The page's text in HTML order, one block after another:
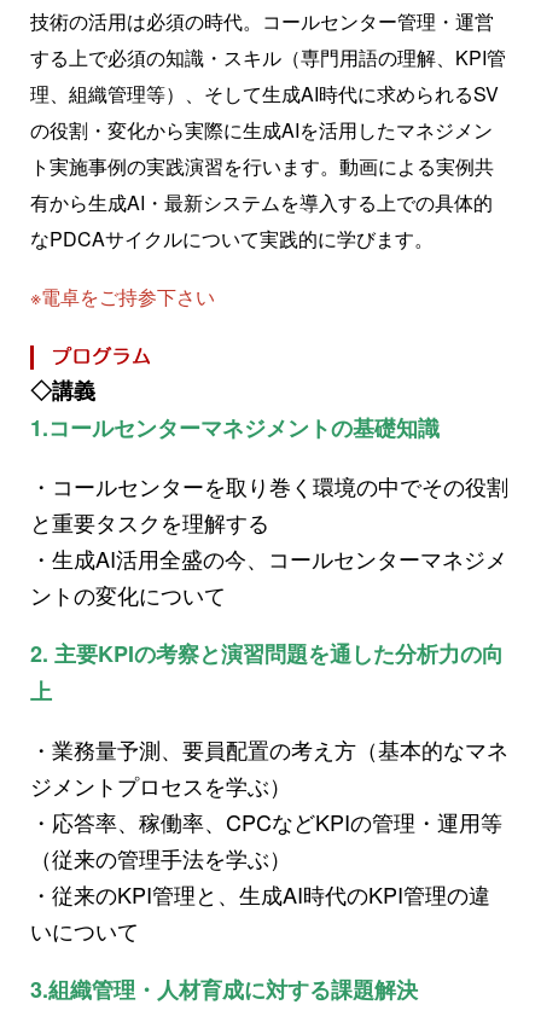
技術の活用は必須の時代。コールセンター管理・運営
する上で必須の知識・スキル（専門用語の理解、KPI管
理、組織管理等）、そして生成AI時代に求められるSV
の役割・変化から実際に生成AIを活用したマネジメン
ト実施事例の実践演習を行います。動画による実例共
有から生成AI・最新システムを導入する上での具体的
なPDCAサイクルについて実践的に学びます。
※電卓をご持参下さい
◇講義
1.コールセンターマネジメントの基礎知識
・コールセンターを取り巻く環境の中でその役割
と重要タスクを理解する
・生成AI活用全盛の今、コールセンターマネジメ
ントの変化について
2. 主要KPIの考察と演習問題を通した分析力の向
上
・業務量予測、要員配置の考え方（基本的なマネ
ジメントプロセスを学ぶ）
・応答率、稼働率、CPCなどKPIの管理・運用等
（従来の管理手法を学ぶ）
・従来のKPI管理と、生成AI時代のKPI管理の違
いについて
3.組織管理・人材育成に対する課題解決